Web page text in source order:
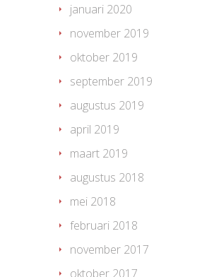
januari 2020
november 2019
oktober 2019
september 2019
augustus 2019
april 2019
maart 2019
augustus 2018
mei 2018
februari 2018
november 2017
oktober 2017